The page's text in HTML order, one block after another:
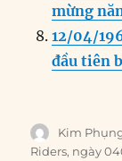
mừng
12/04/
đầu tiên
Author
Kim
Riders, ngày